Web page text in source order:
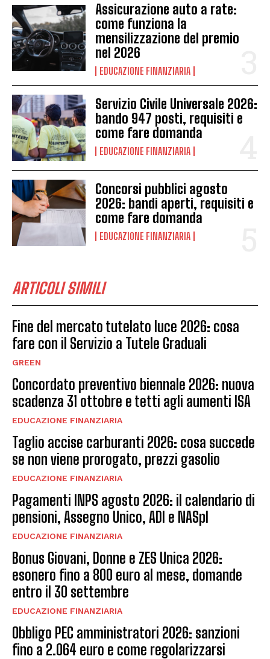
Assicurazione auto a rate:
come funziona la
mensilizzazione del premio
nel 2026
EDUCAZIONE FINANZIARIA
Servizio Civile Universale 2026:
bando 947 posti, requisiti e
come fare domanda
EDUCAZIONE FINANZIARIA
Concorsi pubblici agosto
2026: bandi aperti, requisiti e
come fare domanda
EDUCAZIONE FINANZIARIA
ARTICOLI SIMILI
Fine del mercato tutelato luce 2026: cosa
fare con il Servizio a Tutele Graduali
GREEN
Concordato preventivo biennale 2026: nuova
scadenza 31 ottobre e tetti agli aumenti ISA
EDUCAZIONE FINANZIARIA
Taglio accise carburanti 2026: cosa succede
se non viene prorogato, prezzi gasolio
EDUCAZIONE FINANZIARIA
Pagamenti INPS agosto 2026: il calendario di
pensioni, Assegno Unico, ADI e NASpI
EDUCAZIONE FINANZIARIA
Bonus Giovani, Donne e ZES Unica 2026:
esonero fino a 800 euro al mese, domande
entro il 30 settembre
EDUCAZIONE FINANZIARIA
Obbligo PEC amministratori 2026: sanzioni
fino a 2.064 euro e come regolarizzarsi